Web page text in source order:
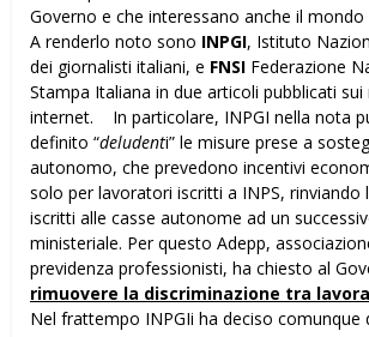
Governo e che interessano anche il
A renderlo noto sono INPGI, Istituto
dei giornalisti italiani, e FNSI Federazione
Stampa Italiana in due articoli pubblicati sui
internet. In particolare, INPGI nella nota
definito “deludenti” le misure prese a
autonomo, che prevedono incentivi
solo per lavoratori iscritti a INPS, rinviando
iscritti alle casse autonome ad un
ministeriale. Per questo Adepp,
previdenza professionisti, ha chiesto al
rimuovere la discriminazione tra
Nel frattempo INPGIi ha deciso comunque